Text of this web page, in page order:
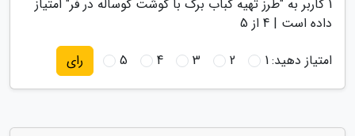
1 کاربر به "طرز تهیه کباب برگ با گوشت گوساله در فر" امتیاز
داده است | 4 از 5
امتیاز دهید:1
2
3
4
5 رای